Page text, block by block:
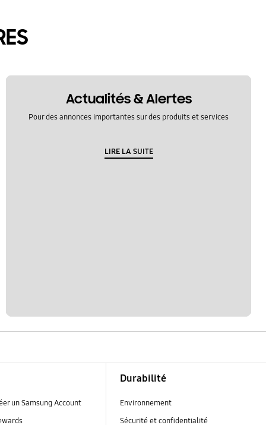
Actualités & Alertes
Pour des annonces importantes sur des produits et services
LIRE LA SUITE
un Samsung Account
Durabilité
Environnement
Sécurité et confidentialité